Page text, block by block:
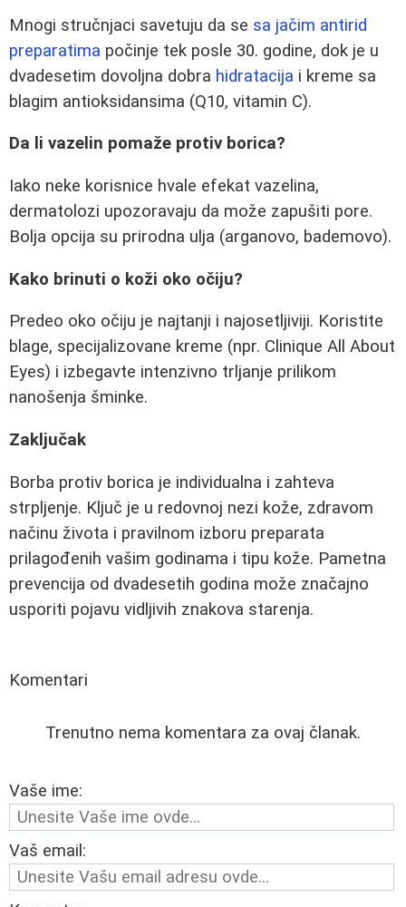
Mnogi stručnjaci savetuju da se sa jačim antirid
preparatima počinje tek posle 30. godine, dok je u
dvadesetim dovoljna dobra hidratacija i kreme sa
blagim antioksidansima (Q10, vitamin C).
Da li vazelin pomaže protiv borica?
Iako neke korisnice hvale efekat vazelina,
dermatolozi upozoravaju da može zapušiti pore.
Bolja opcija su prirodna ulja (arganovo, bademovo).
Kako brinuti o koži oko očiju?
Predeo oko očiju je najtanji i najosetljiviji. Koristite
blage, specijalizovane kreme (npr. Clinique All About
Eyes) i izbegavte intenzivno trljanje prilikom
nanošenja šminke.
Zaključak
Borba protiv borica je individualna i zahteva
strpljenje. Ključ je u redovnoj nezi kože, zdravom
načinu života i pravilnom izboru preparata
prilagođenih vašim godinama i tipu kože. Pametna
prevencija od dvadesetih godina može značajno
usporiti pojavu vidljivih znakova starenja.
Komentari
Trenutno nema komentara za ovaj članak.
Vaše ime:
Vaš email: